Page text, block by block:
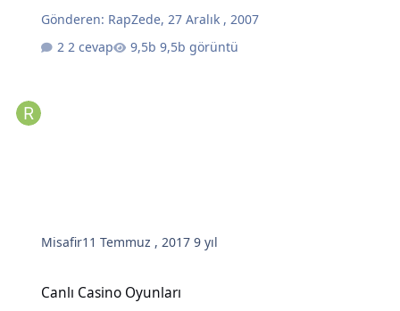
Gönderen: RapZede, 27 Aralık , 2007
2 cevap
9,5b görüntü
Misafir11 Temmuz , 20179 yıl
Canlı Casino Oyunları